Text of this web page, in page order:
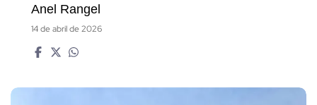
Anel Rangel
14 de abril de 2026